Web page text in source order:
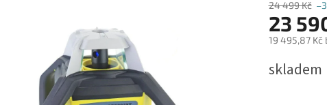
24 499 Kč
23
19 495,87 Kč
cena:
skladem